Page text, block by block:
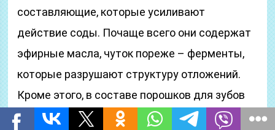
составляющие, которые усиливают
действие соды. Почаще всего они содержат
эфирные масла, чуток пореже – ферменты,
которые разрушают структуру отложений.
Кроме этого, в составе порошков для зубов
могут содержаться составляющие для